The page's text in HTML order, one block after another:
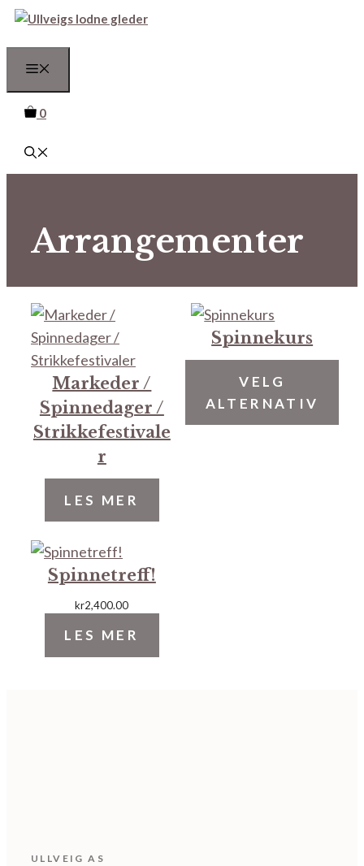
Hopp
innhold
0
Arrangementer
Markeder /
Spinnedager /
Strikkefestivale
r
LES MER
Spinnekurs
VELG
ALTERNATIV
Spinnetreff!
kr2,400.00
LES MER
ULLVEIG AS